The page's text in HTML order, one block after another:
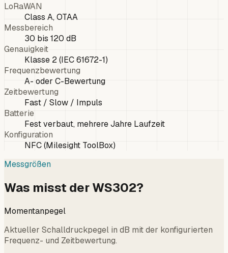
LoRaWAN
Class A, OTAA
Messbereich
30 bis 120 dB
Genauigkeit
Klasse 2 (IEC 61672-1)
Frequenzbewertung
A- oder C-Bewertung
Zeitbewertung
Fast / Slow / Impuls
Batterie
Fest verbaut, mehrere Jahre Laufzeit
Konfiguration
NFC (Milesight ToolBox)
Messgrößen
Was misst der WS302?
Momentanpegel
Aktueller Schalldruckpegel in dB mit der konfigurierten
Frequenz- und Zeitbewertung.